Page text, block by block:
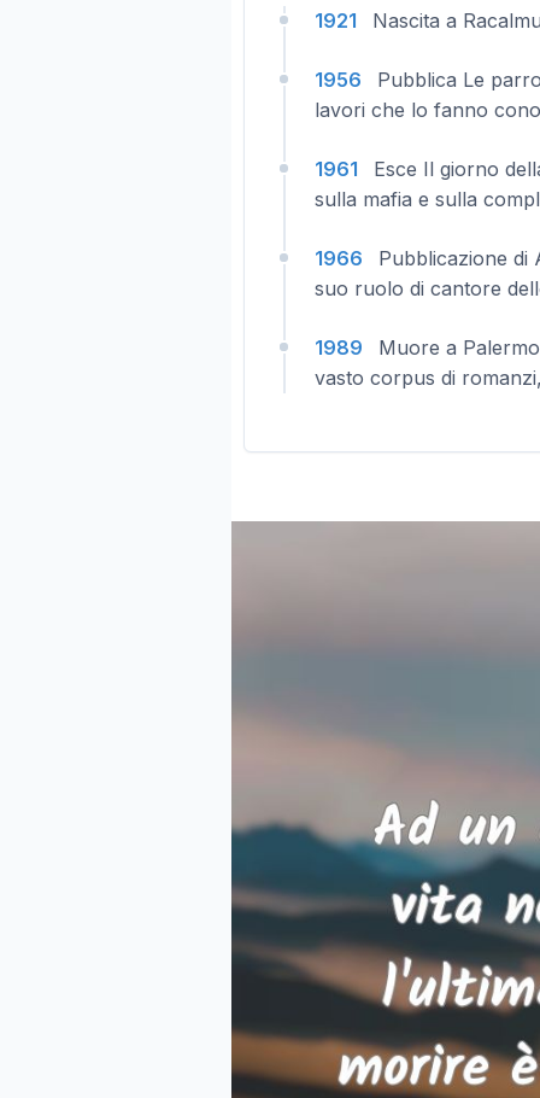
1921 Nascita a
1956
Pubblica Le
lavori che lo fanno
1961
Esce Il giorno
sulla mafia e sulla
1966
Pubblicazione di
suo ruolo di cantore
1989
Muore a
vasto corpus di